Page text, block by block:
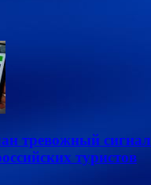
тревожный сигнал
туристов